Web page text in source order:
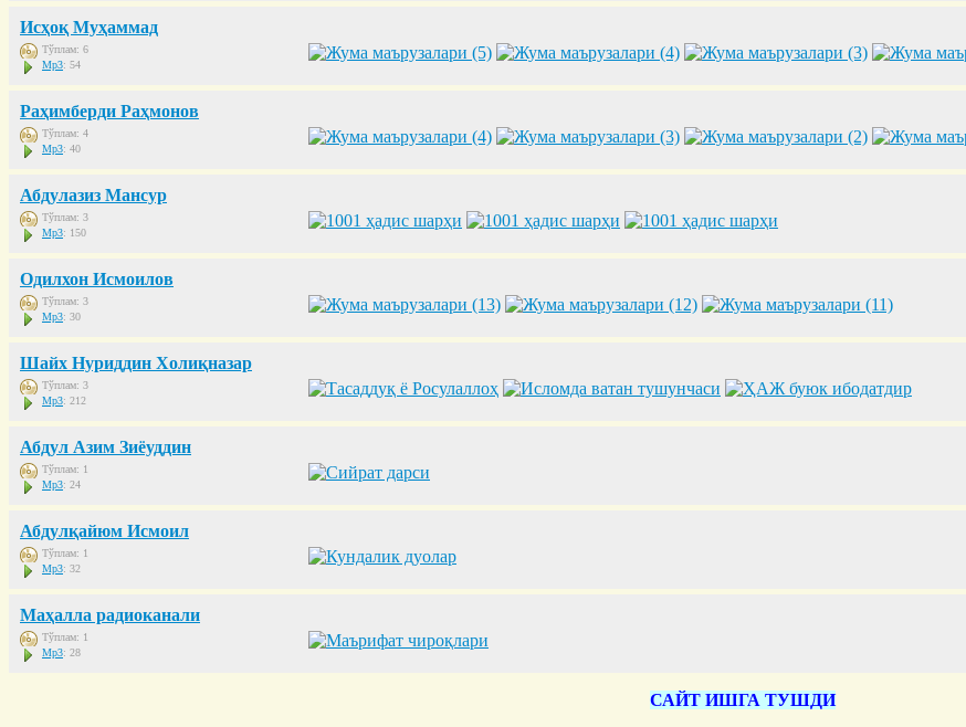
Исҳоқ Муҳаммад
Тўплам: 6
Mp3: 54
Раҳимберди Раҳмонов
Тўплам: 4
Mp3: 40
Абдулазиз Мансур
Тўплам: 3
Mp3: 150
Одилхон Исмоилов
Тўплам: 3
Mp3: 30
Шайх Нуриддин Холиқназар
Тўплам: 3
Mp3: 212
Абдул Азим Зиёуддин
Тўплам: 1
Mp3: 24
Абдулқайюм Исмоил
Тўплам: 1
Mp3: 32
Маҳалла радиоканали
Тўплам: 1
Mp3: 28
САЙТ ИШГА ТУШДИ